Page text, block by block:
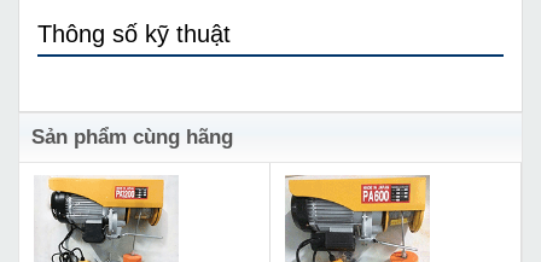
Thông số kỹ thuật
Sản phẩm cùng hãng